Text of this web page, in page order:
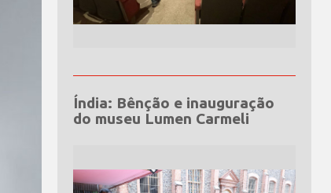
Índia: Bênção e inauguração
do museu Lumen Carmeli